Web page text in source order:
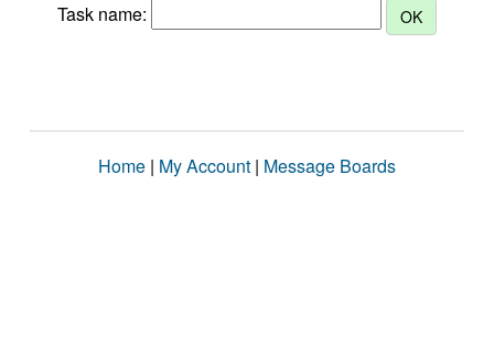
Task name:
Home | My Account | Message Boards